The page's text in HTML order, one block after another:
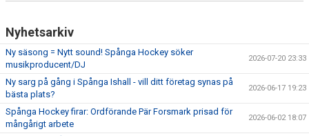
Nyhetsarkiv
Ny säsong = Nytt sound! Spånga Hockey söker
musikproducent/DJ
2026-07-20 23:33
Ny sarg på gång i Spånga Ishall - vill ditt företag synas på
bästa plats?
2026-06-17 19:23
Spånga Hockey firar: Ordförande Pär Forsmark prisad för
mångårigt arbete
2026-06-02 18:07